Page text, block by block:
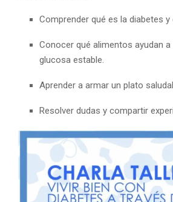
Comprender qué es la diabetes
Conocer qué alimentos ayudan a
glucosa estable.
Aprender a armar un plato
Resolver dudas y compartir